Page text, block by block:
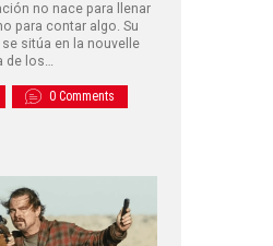
no nace para llenar
para contar algo. Su
sitúa en la nouvelle
de los…
0 Comments